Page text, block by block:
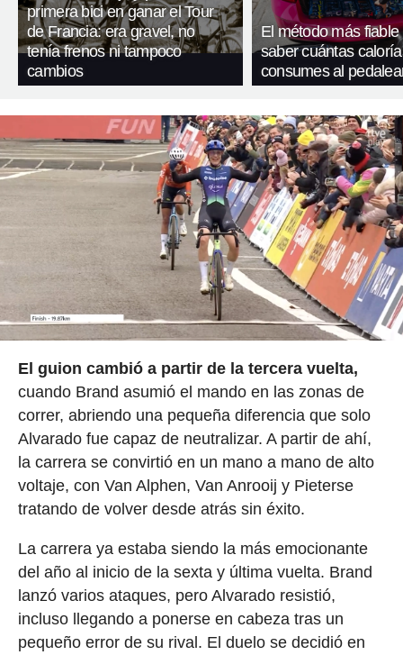
primera bici en ganar el Tour
de Francia: era gravel, no
tenía frenos ni tampoco
cambios
El método más fiable
saber cuántas
consumes al
El guion cambió a partir de la tercera vuelta,
cuando Brand asumió el mando en las zonas de
correr, abriendo una pequeña diferencia que solo
Alvarado fue capaz de neutralizar. A partir de ahí,
la carrera se convirtió en un mano a mano de alto
voltaje, con Van Alphen, Van Anrooij y Pieterse
tratando de volver desde atrás sin éxito.
La carrera ya estaba siendo la más emocionante
del año al inicio de la sexta y última vuelta. Brand
lanzó varios ataques, pero Alvarado resistió,
incluso llegando a ponerse en cabeza tras un
pequeño error de su rival. El duelo se decidió en